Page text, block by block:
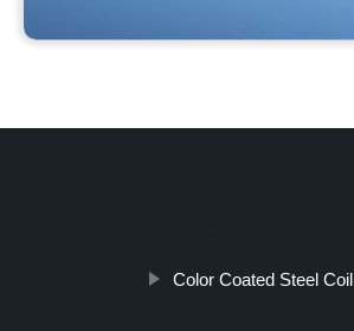
Color Coated Steel Coil